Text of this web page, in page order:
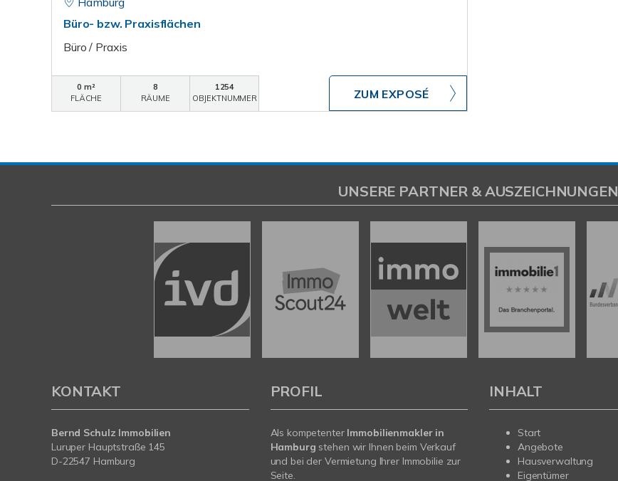
Büro- bzw. Praxisflächen
Büro / Praxis
0 m²
FLÄCHE
8
RÄUME
1254
OBJEKTNUMMER
ZUM EXPOSÉ
UNSERE PARTNER & AUSZEICHNUNGEN
KONTAKT
Bernd Schulz Immobilien
Luruper Hauptstraße 145
D-22547 Hamburg
PROFIL
Als kompetenter Immobilienmakler in
Hamburg stehen wir Ihnen beim Verkauf
und bei der Vermietung Ihrer Immobilie zur
Seite.
INHALT
Start
Angebote
Hausverwaltung
Eigentümer